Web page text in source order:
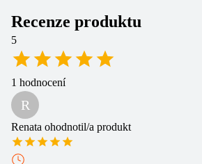
Recenze produktu
5
1 hodnocení
R
Renata ohodnotil/a produkt